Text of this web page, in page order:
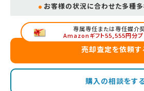
お客様の状況に合わせた多種
専属専任または専任媒介
Amazonギフト55,555円分プ
売却査定を依頼す
購入の相談をす